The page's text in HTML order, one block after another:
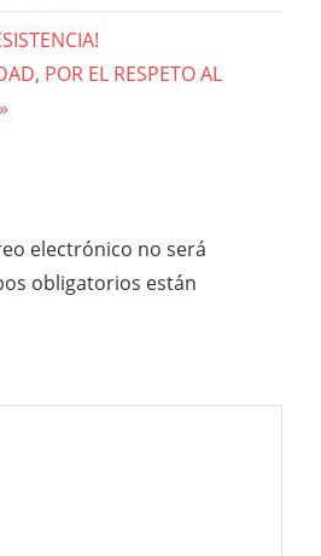
POR EL RESPETO AL
electrónico no será
obligatorios están